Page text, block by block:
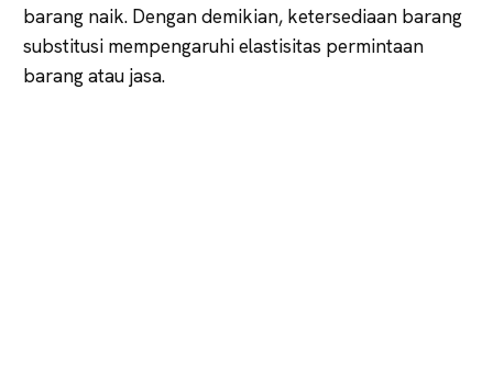
barang naik. Dengan demikian, ketersediaan barang
substitusi mempengaruhi elastisitas permintaan
barang atau jasa.